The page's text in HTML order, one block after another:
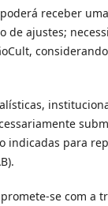
receber
de ajustes;
indicadas para
se com a